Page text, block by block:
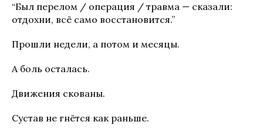
“Был перелом / операция / травма — сказали:
отдохни, всё само восстановится.”
Прошли недели, а потом и месяцы.
А боль осталась.
Движения скованы.
Сустав не гнётся как раньше.